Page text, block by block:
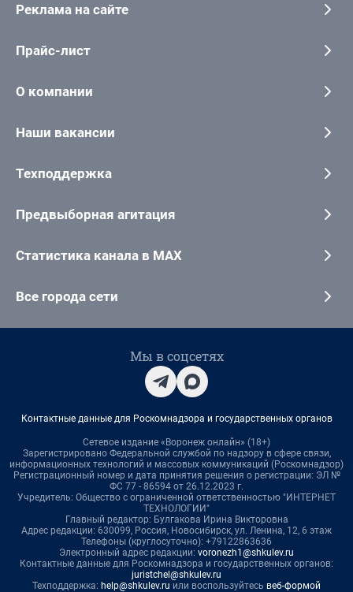
Реклама на сайте
Прайс-лист
О компании
Наши вакансии
Техподдержка
Предвыборная агитация
Статистика канала в MAX
Все города сети
Мы в соцсетях
Контактные данные для Роскомнадзора и государственных органов
Сетевое издание «Воронеж онлайн» (18+)
Зарегистрировано Федеральной службой по надзору в сфере связи,
информационных технологий и массовых коммуникаций (Роскомнадзор)
Регистрационный номер и дата принятия решения о регистрации: ЭЛ №
ФС 77 - 86594 от 26.12.2023 г.
Учредитель: Общество с ограниченной ответственностью "ИНТЕРНЕТ
ТЕХНОЛОГИИ"
Главный редактор: Булгакова Ирина Викторовна
Адрес редакции: 630099, Россия, Новосибирск, ул. Ленина, 12, 6 этаж
Телефоны (круглосуточно): +79122863636
Электронный адрес редакции: voronezh1@shkulev.ru
Контактные данные для Роскомнадзора и государственных органов:
juristchel@shkulev.ru
Техподдержка: help@shkulev.ru или воспользуйтесь веб-формой